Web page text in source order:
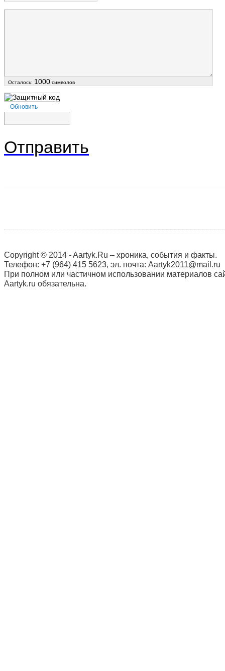
Осталось: 1000 символов
Обновить
Отправить
Copyright © 2014 - Aartyk.Ru – хроника, события и факты.
Телефон: +7 (964) 415 5623, эл. почта: Aartyk2011@mail.ru
При полном или частичном использовании материалов
Aartyk.ru oбязательна.